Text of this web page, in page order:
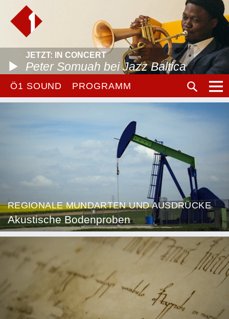
JETZT: IN CONCERT
Peter Somuah bei Jazz Baltica
Ö1 SOUND PROGRAMM
REGIONALE MUNDARTEN UND AUSDRÜCKE
Akustische Bodenproben